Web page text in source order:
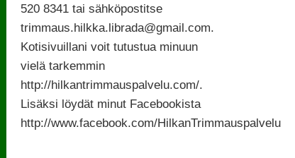
520 8341 tai sähköpostitse
trimmaus.hilkka.librada@gmail.com.
Kotisivuillani voit tutustua minuun
vielä tarkemmin
http://hilkantrimmauspalvelu.com/.
Lisäksi löydät minut Facebookista
http://www.facebook.com/HilkanTrimmauspalvelu